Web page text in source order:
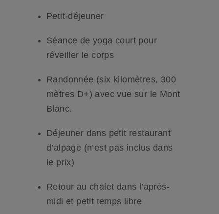
Petit-déjeuner
Séance de yoga court pour
réveiller le corps
Randonnée (six kilomètres, 300
mètres D+) avec vue sur le Mont
Blanc.
Déjeuner dans petit restaurant
d’alpage (n’est pas inclus dans
le prix)
Retour au chalet dans l’après-
midi et petit temps libre